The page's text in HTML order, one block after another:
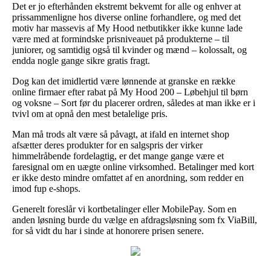
Det er jo efterhånden ekstremt bekvemt for alle og enhver at
prissammenligne hos diverse online forhandlere, og med det
motiv har massevis af My Hood netbutikker ikke kunne lade
være med at formindske prisniveauet på produkterne – til
juniorer, og samtidig også til kvinder og mænd – kolossalt, og
endda nogle gange sikre gratis fragt.
Dog kan det imidlertid være lønnende at granske en række
online firmaer efter rabat på My Hood 200 – Løbehjul til børn
og voksne – Sort før du placerer ordren, således at man ikke er i
tvivl om at opnå den mest betalelige pris.
Man må trods alt være så påvagt, at ifald en internet shop
afsætter deres produkter for en salgspris der virker
himmelråbende fordelagtig, er det mange gange være et
faresignal om en uægte online virksomhed. Betalinger med kort
er ikke desto mindre omfattet af en anordning, som redder en
imod fup e-shops.
Generelt foreslår vi kortbetalinger eller MobilePay. Som en
anden løsning burde du vælge en afdragsløsning som fx ViaBill,
for så vidt du har i sinde at honorere prisen senere.